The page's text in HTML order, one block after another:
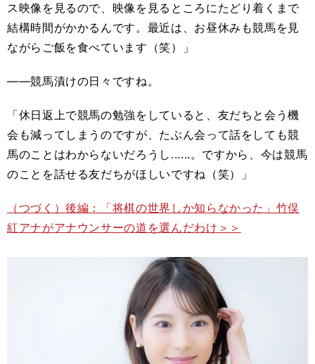
ス映像を見るので、映像を見るところにたどり着くまで
結構時間がかかるんです。最近は、お昼休みも競馬を見
ながらご飯を食べています（笑）」
――競馬漬けの日々ですね。
「休日返上で競馬の勉強をしていると、友だちと会う機
会も減ってしまうのですが、たぶん会って話をしても競
馬のことはわからないだろうし......。ですから、今は競馬
のことを話せる友だちがほしいですね（笑）」
（つづく）後編：「将棋の世界しか知らなかった」竹俣
紅アナがアナウンサーの道を選んだわけ＞＞